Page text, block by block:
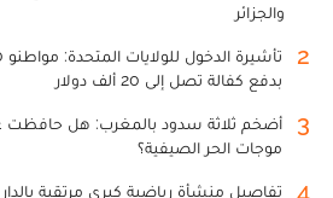
والجزائر
2
بدفع كفالة تصل إلى 20 ألف دولار
3
أضخم ثلاثة سدود بالمغرب: هل حافظت
موجات الحر الصيفية؟
4 تفاصيل منشأة رياضية كبرى مرتقبة بالدار